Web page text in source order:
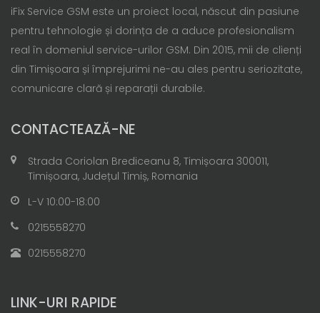
iFix Service GSM este un proiect local, născut din pasiune
pentru tehnologie și dorința de a aduce profesionalism
real în domeniul service-urilor GSM. Din 2015, mii de clienți
din Timișoara și împrejurimi ne-au ales pentru seriozitate,
comunicare clară și reparații durabile.
CONTACTEAZĂ-NE
Strada Coriolan Brediceanu 8, Timișoara 300011,
Timișoara, Județul Timiș, Romania
L-V 10:00-18:00
0215558270
0215558270
LINK-URI RAPIDE